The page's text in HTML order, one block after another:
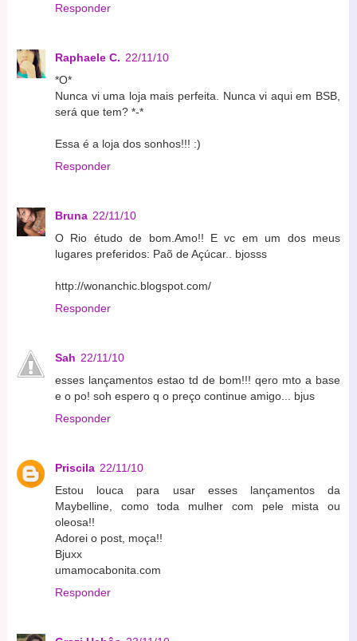
Responder
Raphaele C. 22/11/10
*O*
Nunca vi uma loja mais perfeita. Nunca vi aqui em BSB,
será que tem? *-*
Essa é a loja dos sonhos!!! :)
Responder
Bruna 22/11/10
O Rio étudo de bom.Amo!! E vc em um dos meus
lugares preferidos: Paõ de Açúcar.. bjosss
http://wonanchic.blogspot.com/
Responder
Sah 22/11/10
esses lançamentos estao td de bom!!! qero mto a base
e o po! soh espero q o preço continue amigo... bjus
Responder
Priscila 22/11/10
Estou louca para usar esses lançamentos da
Maybelline, como toda mulher com pele mista ou
oleosa!!
Adorei o post, moça!!
Bjuxx
umamocabonita.com
Responder